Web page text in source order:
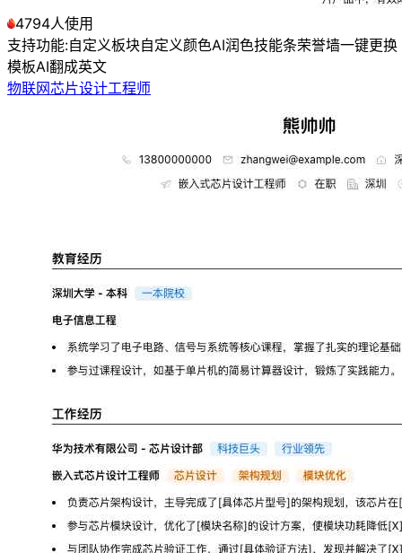
4794人使用
支持功能:自定义板块自定义颜色AI润色技能条荣誉墙一键更换
模板AI翻成英文
物联网芯片设计工程师